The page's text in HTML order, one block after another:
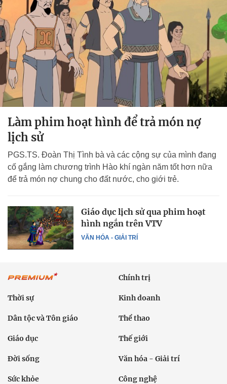
Làm phim hoạt hình để trả món nợ
lịch sử
PGS.TS. Đoàn Thị Tình bà và các cộng sự của mình đang
cố gắng làm chương trình Hào khí ngàn năm tốt hơn nữa
để trả món nợ chung cho đất nước, cho giới trẻ.
VĂN HÓA - GIẢI TRÍ
Giáo dục lịch sử qua phim hoạt
hình ngắn trên VTV
Chính trị
Thời sự Kinh doanh
Dân tộc và Tôn giáo Thể thao
Giáo dục Thế giới
Đời sống Văn hóa - Giải trí
Sức khỏe Công nghệ